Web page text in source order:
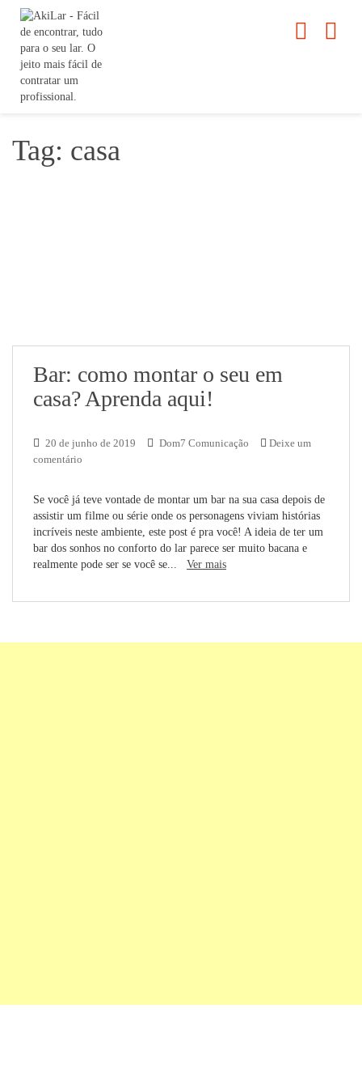
Tag: casa
Bar: como montar o seu em
casa? Aprenda aqui!
20 de junho de 2019 Dom7 Comunicação
Deixe um
comentário
Se você já teve vontade de montar um bar na sua casa depois de
assistir um filme ou série onde os personagens viviam histórias
incríveis neste ambiente, este post é pra você! A ideia de ter um
bar dos sonhos no conforto do lar parece ser muito bacana e
realmente pode ser se você se... Ver mais